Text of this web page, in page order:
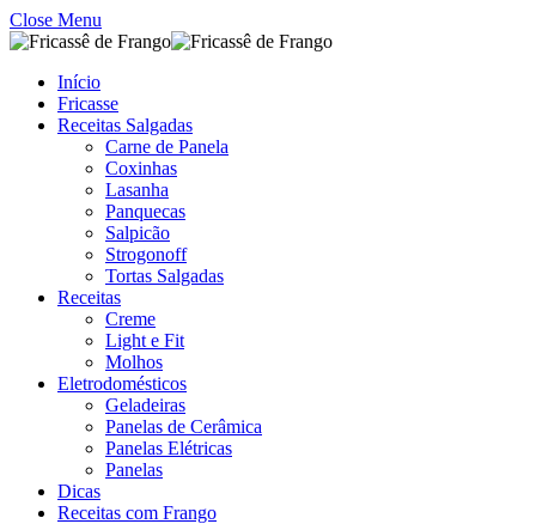
Close Menu
Início
Fricasse
Receitas Salgadas
Carne de Panela
Coxinhas
Lasanha
Panquecas
Salpicão
Strogonoff
Tortas Salgadas
Receitas
Creme
Light e Fit
Molhos
Eletrodomésticos
Geladeiras
Panelas de Cerâmica
Panelas Elétricas
Panelas
Dicas
Receitas com Frango